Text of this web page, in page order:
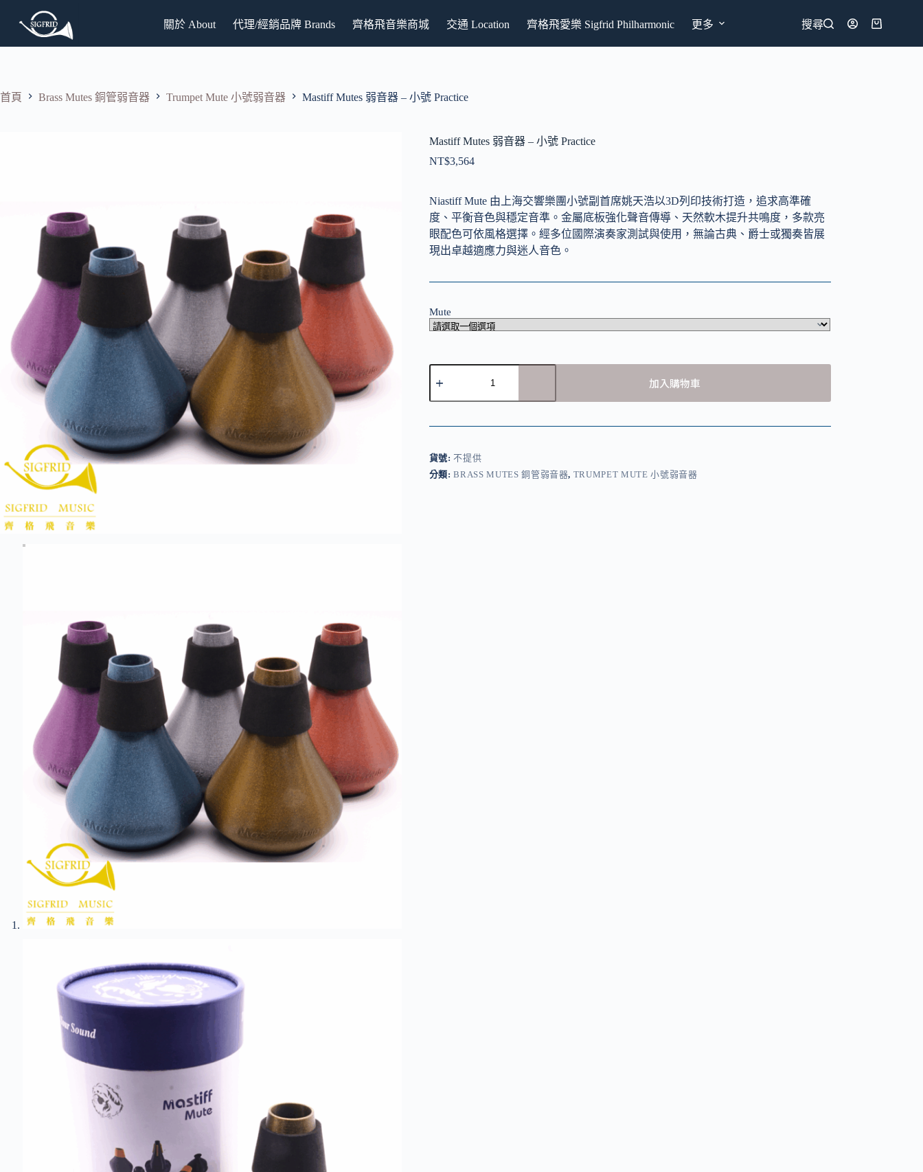
容
關於 About 代理/經銷品牌 Brands 齊格飛音樂商城 交通 Location 齊格飛愛樂 Sigfrid Philharmonic 更多 搜尋
購
物
首頁 Brass Mutes 銅管弱音器 Trumpet Mute 小號弱音器 Mastiff Mutes 弱音器 – 小號 Practice
Mastiff Mutes 弱音器 – 小號 Practice
NT$3,564
Niastiff Mute 由上海交響樂團小號副首席姚天浩以3D列印技術打造，追求高準確
度、平衡音色與穩定音準。金屬底板強化聲音傳導、天然軟木提升共鳴度，多款亮
眼配色可依風格選擇。經多位國際演奏家測試與使用，無論古典、爵士或獨奏皆展
現出卓越適應力與迷人音色。
Mute
Mastiff
Mutes
器
號
Practice
加入購物車
貨號:不提供
分類:BRASS MUTES 銅管弱音器, TRUMPET MUTE 小號弱音器